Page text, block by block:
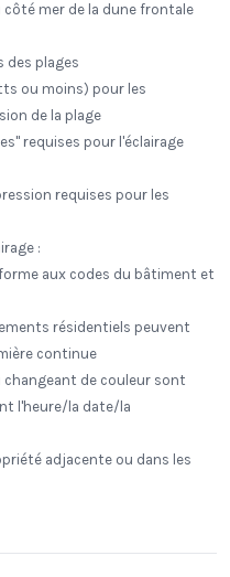
côté mer de la dune frontale
des plages
ou moins) pour les
de la plage
requises pour l'éclairage
requises pour les
:
aux codes du bâtiment et
résidentiels peuvent
continue
changeant de couleur sont
l'heure/la date/la
adjacente ou dans les